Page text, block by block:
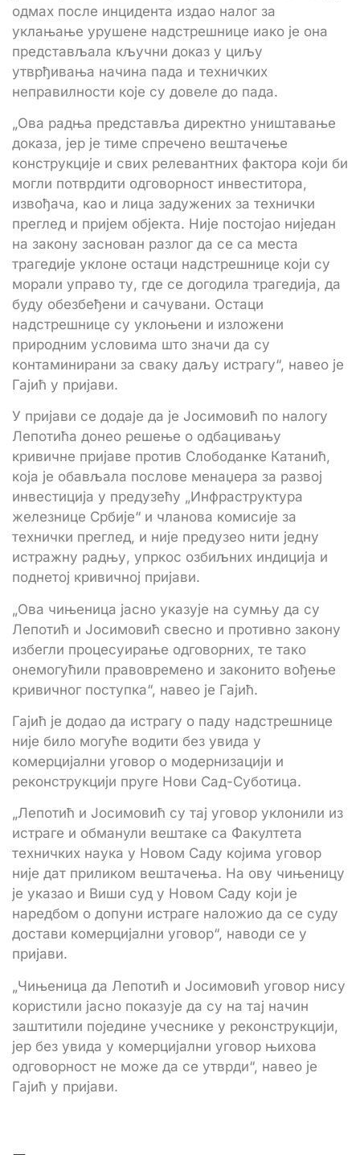
одмах после инцидента издао налог за
уклањање урушене надстрешнице иако је она
представљала кључни доказ у циљу
утврђивања начина пада и техничких
неправилности које су довеле до пада.
„Ова радња представља директно уништавање
доказа, јер је тиме спречено вештачење
конструкције и свих релевантних фактора који би
могли потврдити одговорност инвеститора,
извођача, као и лица задужених за технички
преглед и пријем објекта. Није постојао ниједан
на закону заснован разлог да се са места
трагедије уклоне остаци надстрешнице који су
морали управо ту, где се догодила трагедија, да
буду обезбеђени и сачувани. Остаци
надстрешнице су уклоњени и изложени
природним условима што значи да су
контаминирани за сваку даљу истрагу“, навео је
Гајић у пријави.
У пријави се додаје да је Јосимовић по налогу
Лепотића донео решење о одбацивању
кривичне пријаве против Слободанке Катанић,
која је обављала послове менаџера за развој
инвестиција у предузећу „Инфраструктура
железнице Србије“ и чланова комисије за
технички преглед, и није предузео нити једну
истражну радњу, упркос озбиљних индиција и
поднетој кривичној пријави.
„Ова чињеница јасно указује на сумњу да су
Лепотић и Јосимовић свесно и противно закону
избегли процесуирање одговорних, те тако
онемогућили правовремено и законито вођење
кривичног поступка“, навео је Гајић.
Гајић је додао да истрагу о паду надстрешнице
није било могуће водити без увида у
комерцијални уговор о модернизацији и
реконструкцији пруге Нови Сад-Суботица.
„Лепотић и Јосимовић су тај уговор уклонили из
истраге и обманули вештаке са Факултета
техничких наука у Новом Саду којима уговор
није дат приликом вештачења. На ову чињеницу
је указао и Виши суд у Новом Саду који је
наредбом о допуни истраге наложио да се суду
достави комерцијални уговор“, наводи се у
пријави.
„Чињеница да Лепотић и Јосимовић уговор нису
користили јасно показује да су на тај начин
заштитили поједине учеснике у реконструкцији,
јер без увида у комерцијални уговор њихова
одговорност не може да се утврди“, навео је
Гајић у пријави.